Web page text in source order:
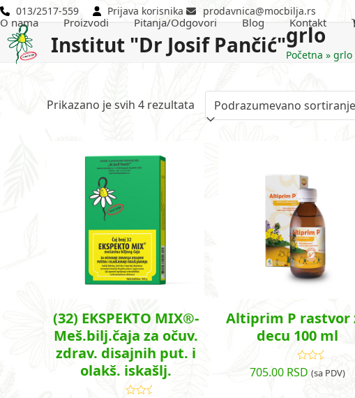
Skip
to
content
013/2517-559 Prijava korisnika prodavnica@mocbilja.rs
Institut "Dr Josif Pančić"
O nama Proizvodi Pitanja/Odgovori Blog Kontakt
grlo
Početna » grlo
Prikazano je svih 4 rezultata
(32) EKSPEKTO MIX®-
Meš.bilj.čaja za očuv.
zdrav. disajnih put. i
olakš. iskašlj.
Altiprim P rastvor
decu 100 ml
Ocenjeno
sa5.00od
705.00 RSD (sa PDV)